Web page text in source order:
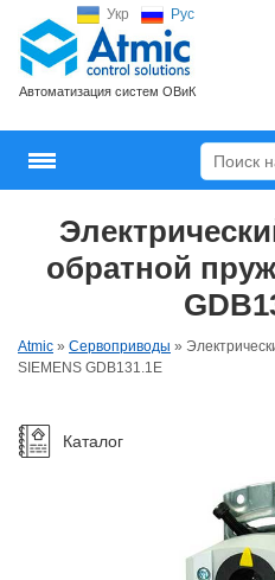
Укр Рус
Автоматизация систем ОВиК
обратной
Atmic » Сервоприводы »
SIEMENS GDB131.1E
Каталог